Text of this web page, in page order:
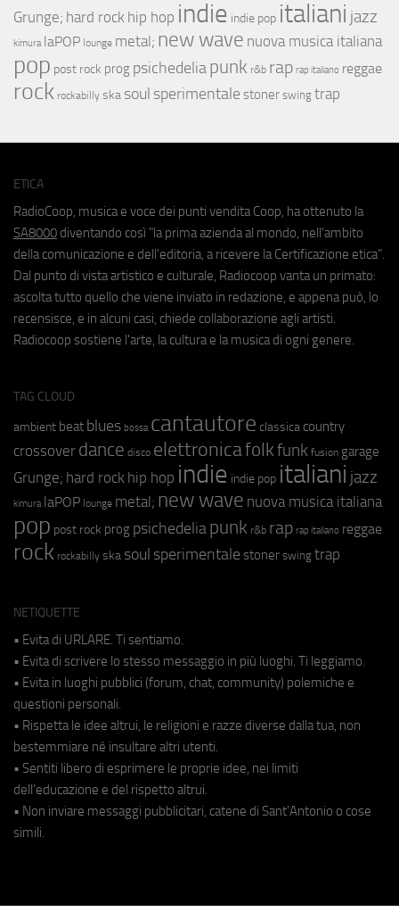
Grunge; hard rock hip hop indie indie pop italiani jazz
kimura laPOP lounge metal; new wave nuova musica italiana
pop post rock prog psichedeliapunk r&b rap rap italiano reggae
rock rockabilly ska soul sperimentale stoner swing trap
ETICA
RadioCoop, musica e voce dei punti vendita Coop, ha ottenuto la
SA8000 diventando così "la prima azienda al mondo, nell'ambito
della comunicazione e dell'editoria, a ricevere la Certificazione etica".
Dal punto di vista artistico e culturale, Radiocoop vanta un primato:
ascolta tutto quello che viene inviato in redazione, e appena può, lo
recensisce, e in alcuni casi, chiede collaborazione agli artisti.
Radiocoop sostiene l'arte, la cultura e la musica di ogni genere.
TAG CLOUD
ambient beat blues bossa cantautore classica country
crossover dance disco elettronicafolkfunk fusion garage
Grunge; hard rock hip hop indie indie pop italiani jazz
kimura laPOP lounge metal; new wave nuova musica italiana
pop post rock prog psichedeliapunk r&b rap rap italiano reggae
rock rockabilly ska soul sperimentale stoner swing trap
NETIQUETTE
• Evita di URLARE. Ti sentiamo.
• Evita di scrivere lo stesso messaggio in più luoghi. Ti leggiamo.
• Evita in luoghi pubblici (forum, chat, community) polemiche e
questioni personali.
• Rispetta le idee altrui, le religioni e razze diverse dalla tua, non
bestemmiare né insultare altri utenti.
• Sentiti libero di esprimere le proprie idee, nei limiti
dell'educazione e del rispetto altrui.
• Non inviare messaggi pubblicitari, catene di Sant'Antonio o cose
simili.